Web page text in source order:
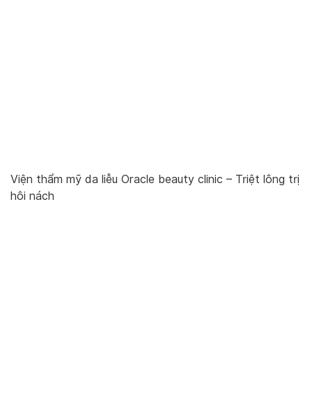
Viện thẩm mỹ da liễu Oracle beauty clinic – Triệt lông trị
hôi nách